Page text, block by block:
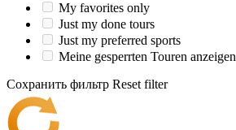
My favorites only
Just my done tours
Just my preferred sports
Meine gesperrten Touren anzeigen
Сохранить фильтр Reset filter